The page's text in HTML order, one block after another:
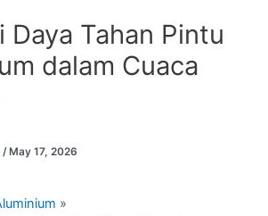
Daya Tahan Pintu
dalam Cuaca
/ May 17, 2026